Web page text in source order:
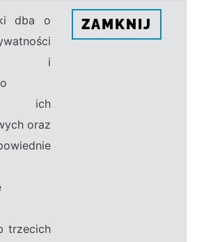
dba o
i
ich
oraz
trzecich
ZAMKNIJ